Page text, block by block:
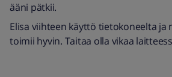
ääni pätkii.
Elisa viihteen käyttö tietokoneelta ja
toimii hyvin. Taitaa olla vikaa